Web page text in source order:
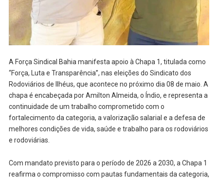
A Força Sindical Bahia manifesta apoio à Chapa 1, titulada como
“Força, Luta e Transparência”, nas eleições do Sindicato dos
Rodoviários de Ilhéus, que acontece no próximo dia 08 de maio. A
chapa é encabeçada por Amilton Almeida, o Índio, e representa a
continuidade de um trabalho comprometido com o
fortalecimento da categoria, a valorização salarial e a defesa de
melhores condições de vida, saúde e trabalho para os rodoviários
e rodoviárias.
Com mandato previsto para o período de 2026 a 2030, a Chapa 1
reafirma o compromisso com pautas fundamentais da categoria,